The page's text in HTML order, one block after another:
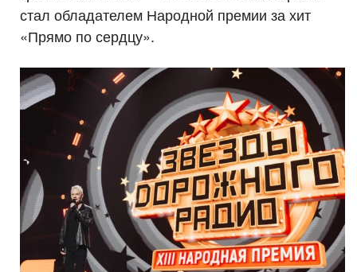
стал обладателем Народной премии за хит
«Прямо по сердцу».